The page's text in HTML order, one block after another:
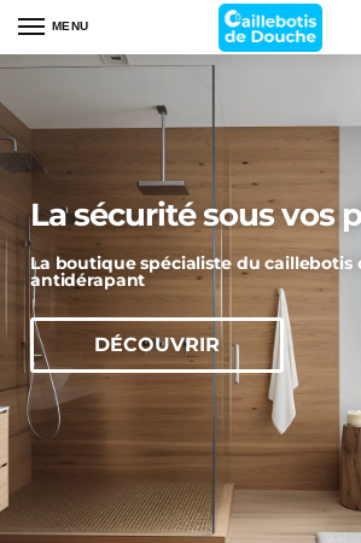
MENU
La sécurité sous vos
La boutique spécialiste du caillebotis
antidérapant
DÉCOUVRIR